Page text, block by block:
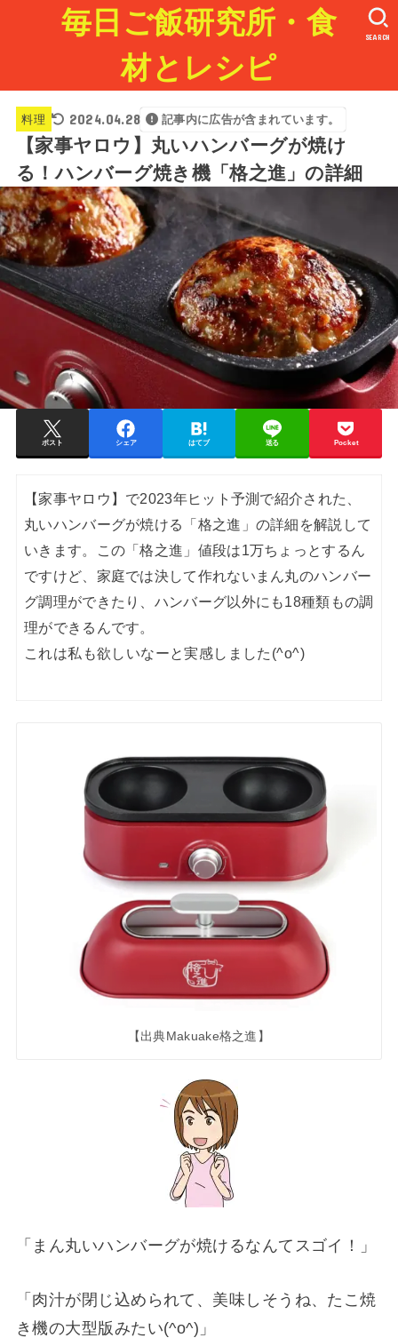
毎日ご飯研究所・食
材とレシピ
SEARCH
料理 2024.04.28 記事内に広告が含まれています。
【家事ヤロウ】丸いハンバーグが焼け
る！ハンバーグ焼き機「格之進」の詳細
ポスト シェア はてブ 送る Pocket
【家事ヤロウ】で2023年ヒット予測で紹介された、
丸いハンバーグが焼ける「格之進」の詳細を解説して
いきます。
この「格之進」値段は1万ちょっとするん
ですけど、家庭では決して作れないまん丸のハンバー
グ調理ができたり、 ハンバーグ以外にも18種類もの調
理ができるんです。
これは私も欲しいなーと実感しました(^o^)
【出典Makuake格之進】
「まん丸いハンバーグが焼けるなんてスゴイ！」
「肉汁が閉じ込められて、美味しそうね、たこ焼
き機の大型版みたい(^o^)」